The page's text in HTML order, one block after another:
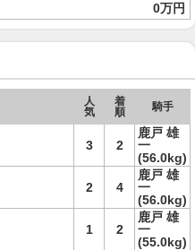
0万円
人
気
着
順
騎手
3 2
鹿戸 雄
一
(56.0kg)
2 4
鹿戸 雄
一
(56.0kg)
1 2
鹿戸 雄
一
(55.0kg)